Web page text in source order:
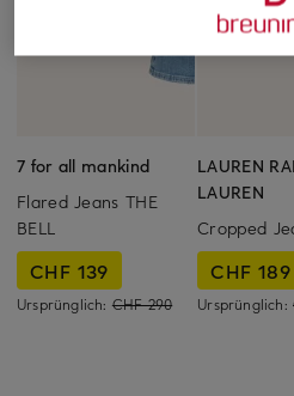
7 for all mankind
Flared Jeans THE
BELL
CHF 139
Ursprünglich: CHF 290
LAUREN
LAUREN
Cropped
CHF 189
Ursprünglich: